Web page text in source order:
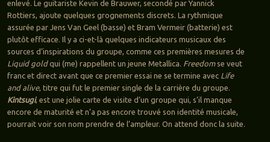
enlevé. Le guitariste Kevin de Brauwer, secondé par Yannick
Rottiers, ajoute quelques grognements discrets. La rythmique
assurée par Jens Van Geel (basse) et Bram Vermeir (batterie) est
plutôt efficace. Il y a ci-et-là quelques indicateurs musicaux des
sources d’inspirations du groupe, comme ces premières mesures de
Liquid goldqui (me) rappellent un jeune Metallica. Freedomse veut
franc et direct avant que ce premier essai ne se termine avec Life
and alive, titre qui fut le premier single de la carrière du groupe.
Kintsugi, est une jolie carte de visite d’un groupe qui, s’il manque
encore de maturité et n’a pas encore trouvé son identité musicale,
pourrait voir son nom prendre de l’ampleur. On attend donc la suite.